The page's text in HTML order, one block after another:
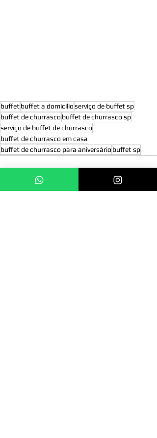
buffetbuffet a domicilioserviço de buffet sp
buffet de churrasco buffet de churrasco sp
serviço de buffet de churrasco
buffet de churrasco em casa
buffet de churrasco para aniversário buffet sp